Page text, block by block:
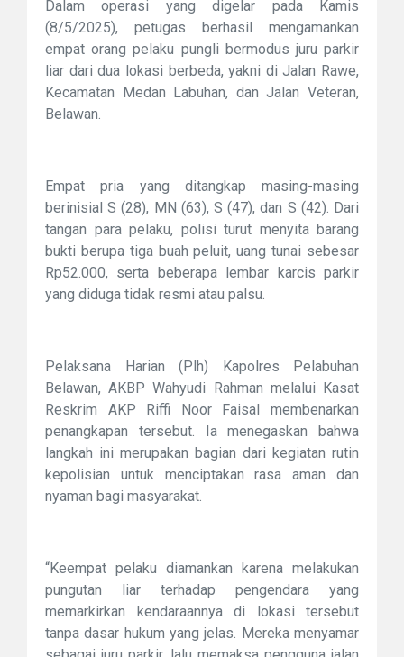
Dalam operasi yang digelar pada Kamis
(8/5/2025), petugas berhasil mengamankan
empat orang pelaku pungli bermodus juru parkir
liar dari dua lokasi berbeda, yakni di Jalan Rawe,
Kecamatan Medan Labuhan, dan Jalan Veteran,
Belawan.
Empat pria yang ditangkap masing-masing
berinisial S (28), MN (63), S (47), dan S (42). Dari
tangan para pelaku, polisi turut menyita barang
bukti berupa tiga buah peluit, uang tunai sebesar
Rp52.000, serta beberapa lembar karcis parkir
yang diduga tidak resmi atau palsu.
Pelaksana Harian (Plh) Kapolres Pelabuhan
Belawan, AKBP Wahyudi Rahman melalui Kasat
Reskrim AKP Riffi Noor Faisal membenarkan
penangkapan tersebut. Ia menegaskan bahwa
langkah ini merupakan bagian dari kegiatan rutin
kepolisian untuk menciptakan rasa aman dan
nyaman bagi masyarakat.
“Keempat pelaku diamankan karena melakukan
pungutan liar terhadap pengendara yang
memarkirkan kendaraannya di lokasi tersebut
tanpa dasar hukum yang jelas. Mereka menyamar